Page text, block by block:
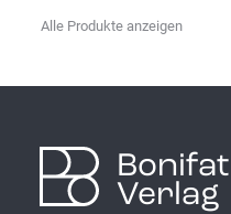
Alle Produkte anzeigen
Verlag